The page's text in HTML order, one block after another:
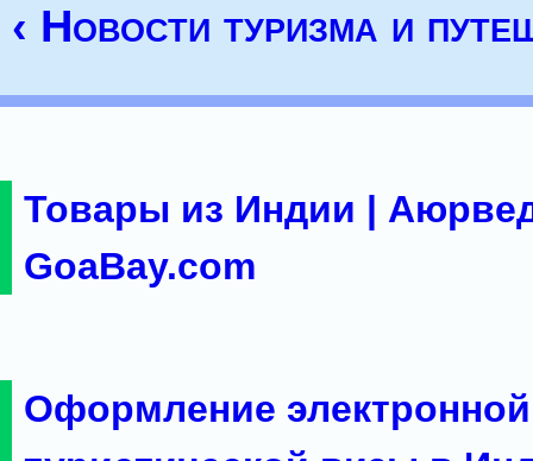
‹ Новости туризма и
Товары из Индии |
GoaBay.com
Оформление электронной